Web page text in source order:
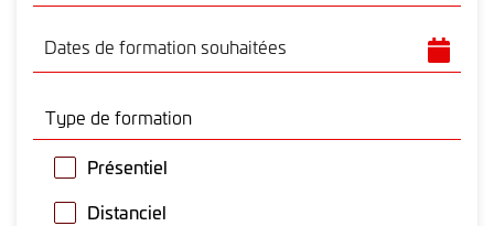
Dates de formation souhaitées
Type de formation
Présentiel
Distanciel